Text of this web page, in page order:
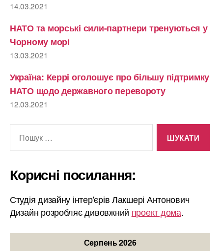
14.03.2021
НАТО та морські сили-партнери тренуються у
Чорному морі
13.03.2021
Україна: Керрі оголошує про більшу підтримку
НАТО щодо державного перевороту
12.03.2021
Корисні посилання:
Студія дизайну інтер'єрів Лакшері Антонович
Дизайн розробляє дивовжний проект дома.
Серпень 2026